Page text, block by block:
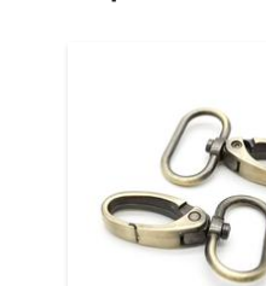
Taschenkarabiner
altmessing
verschiedene
Breiten